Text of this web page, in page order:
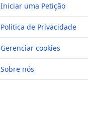
Iniciar uma Petição
Política de Privacidade
Gerenciar cookies
Sobre nós